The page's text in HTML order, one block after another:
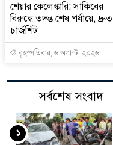
শেয়ার কেলেঙ্কারি: সাকিবের
বিরুদ্ধে তদন্ত শেষ পর্যায়ে, দ্রুত
চার্জশিট
বৃহস্পতিবার, ৬ অগাস্ট, ২০২৬
সর্বশেষ সংবাদ
১